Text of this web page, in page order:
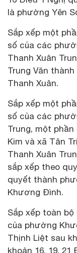
là phường Yên
Sắp xếp một
số của các
Thanh Xuân
Trung Văn
Thanh Xuân.
Sắp xếp một
số của các
Trung, một
Kim và xã Tân
Thanh Xuân
sắp xếp theo
quyết thành
Khương Đình.
Sắp xếp toàn
của phường
Thịnh Liệt sau
khoản 16, 19,